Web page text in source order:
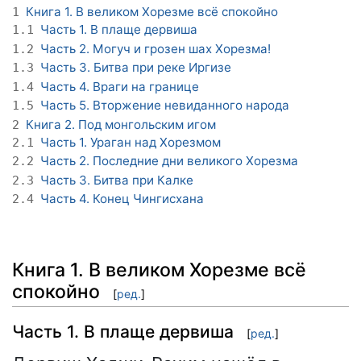
1 Книга 1. В великом Хорезме всё спокойно
1.1 Часть 1. В плаще дервиша
1.2 Часть 2. Могуч и грозен шах Хорезма!
1.3 Часть 3. Битва при реке Иргизе
1.4 Часть 4. Враги на границе
1.5 Часть 5. Вторжение невиданного народа
2 Книга 2. Под монгольским игом
2.1 Часть 1. Ураган над Хорезмом
2.2 Часть 2. Последние дни великого Хорезма
2.3 Часть 3. Битва при Калке
2.4 Часть 4. Конец Чингисхана
Книга 1. В великом Хорезме всё
спокойно
[ред.]
Часть 1. В плаще дервиша [ред.]